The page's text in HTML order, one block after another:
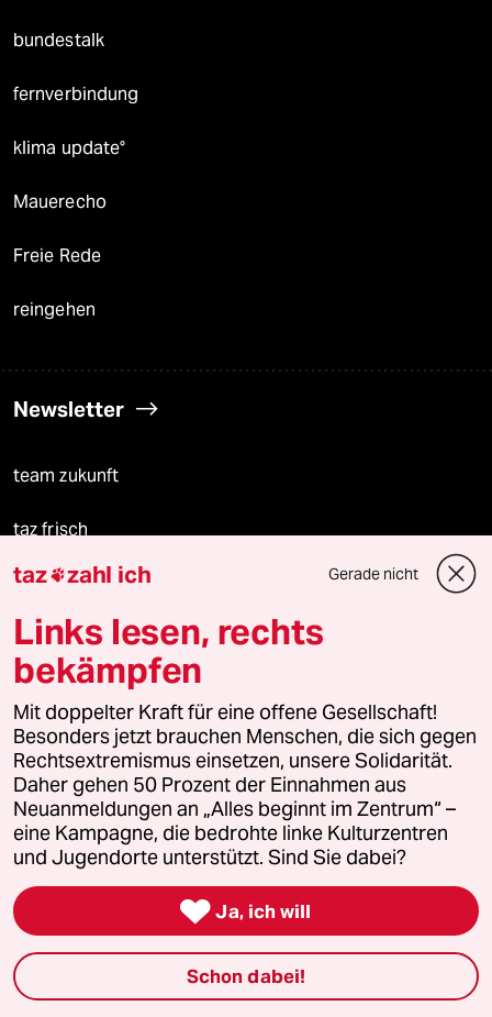
bundestalk
fernverbindung
klima update°
Mauerecho
Freie Rede
reingehen
Newsletter
team zukunft
taz frisch
taz zahl ich
taz lab Infobrief
Veranstaltungen
Demnächst
Vor Ort
Live im Stream
Vergangene
taz zahl ich Gerade nicht
Links lesen, rechts
bekämpfen
Mit doppelter Kraft für eine offene Gesellschaft!
Besonders jetzt brauchen Menschen, die sich gegen
Rechtsextremismus einsetzen, unsere Solidarität.
Daher gehen 50 Prozent der Einnahmen aus
Neuanmeldungen an „Alles beginnt im Zentrum“ –
eine Kampagne, die bedrohte linke Kulturzentren
und Jugendorte unterstützt. Sind Sie dabei?
 Ja, ich will
Schon dabei!